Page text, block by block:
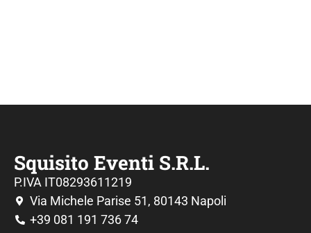
Squisito Eventi S.R.L.
P.IVA IT08293611219
Via Michele Parise 51, 80143 Napoli
+39 081 191 736 74